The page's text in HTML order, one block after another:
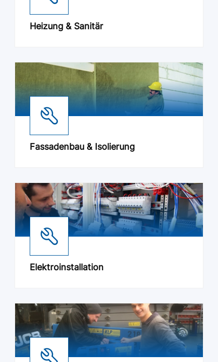
Heizung & Sanitär
Fassadenbau & Isolierung
Elektroinstallation